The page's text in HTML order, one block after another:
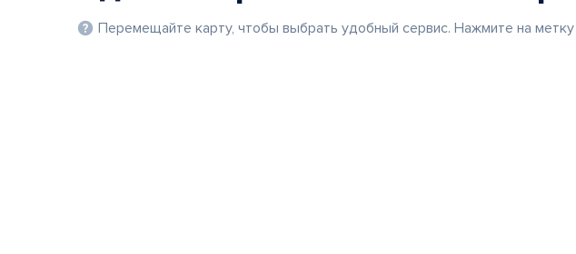
Перемещайте карту, чтобы выбрать удобный сервис. Нажмите на